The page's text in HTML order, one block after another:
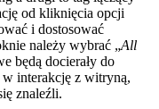
od kliknięcia opcji
i dostosować
należy wybrać „All
będą docierały do
interakcję z witryną,
znaleźli.